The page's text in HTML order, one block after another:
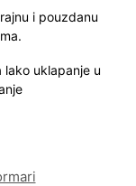
i pouzdanu
uklapanje u